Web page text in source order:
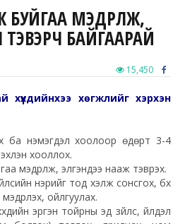
БУЙГАА МЭДРҮҮЛЖ,
БАЙГААРАЙ
15,450
хөгжлийг хэрхэн
ба нэмэгдэл хоолоор өдөрт 3-4
хооллох.
мэдрүүлж, элгэндээ нааж тэврэх.
нэрийг тод хэлж сонсгох, бүх
ойлгуулах.
эргэн тойрны эд зүйлс, үйлдэл